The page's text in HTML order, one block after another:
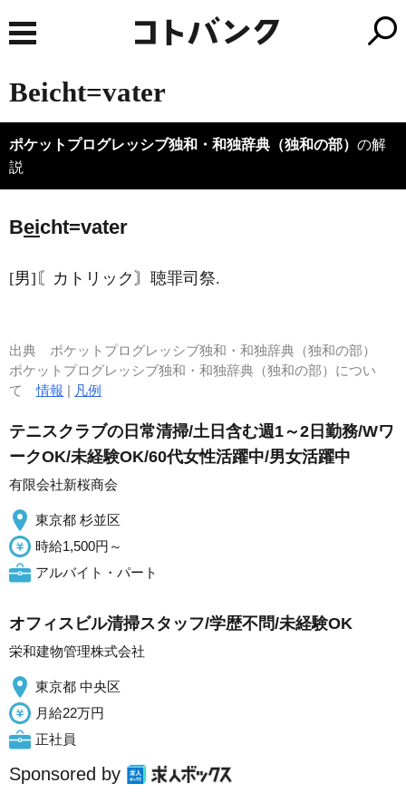
Beicht=vater
ポケットプログレッシブ独和・和独辞典（独和の部） の解
説
Beicht=vater
[男]〘カトリック〙聴罪司祭.
出典 ポケットプログレッシブ独和・和独辞典（独和の部）
ポケットプログレッシブ独和・和独辞典（独和の部）につい
て情報 | 凡例
テニスクラブの日常清掃/土日含む週1～2日勤務/Wワ
ークOK/未経験OK/60代女性活躍中/男女活躍中
有限会社新桜商会
東京都 杉並区
時給1,500円～
アルバイト・パート
オフィスビル清掃スタッフ/学歴不問/未経験OK
栄和建物管理株式会社
東京都 中央区
月給22万円
正社員
Sponsored by